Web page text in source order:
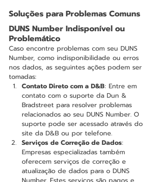
Soluções para Problemas Comuns
DUNS Number Indisponível ou
Problemático
Caso encontre problemas com seu DUNS
Number, como indisponibilidade ou erros
nos dados, as seguintes ações podem ser
tomadas:
Contato Direto com a D&B: Entre em
contato com o suporte da Dun &
Bradstreet para resolver problemas
relacionados ao seu DUNS Number. O
suporte pode ser acessado através do
site da D&B ou por telefone.
Serviços de Correção de Dados:
Empresas especializadas também
oferecem serviços de correção e
atualização de dados para o DUNS